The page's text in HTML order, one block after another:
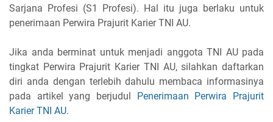
Sarjana Profesi (S1 Profesi). Hal itu juga berlaku untuk
penerimaan Perwira Prajurit Karier TNI AU.
Jika anda berminat untuk menjadi anggota TNI AU pada
tingkat Perwira Prajurit Karier TNI AU, silahkan daftarkan
diri anda dengan terlebih dahulu membaca informasinya
pada artikel yang berjudul Penerimaan Perwira Prajurit
Karier TNI AU.